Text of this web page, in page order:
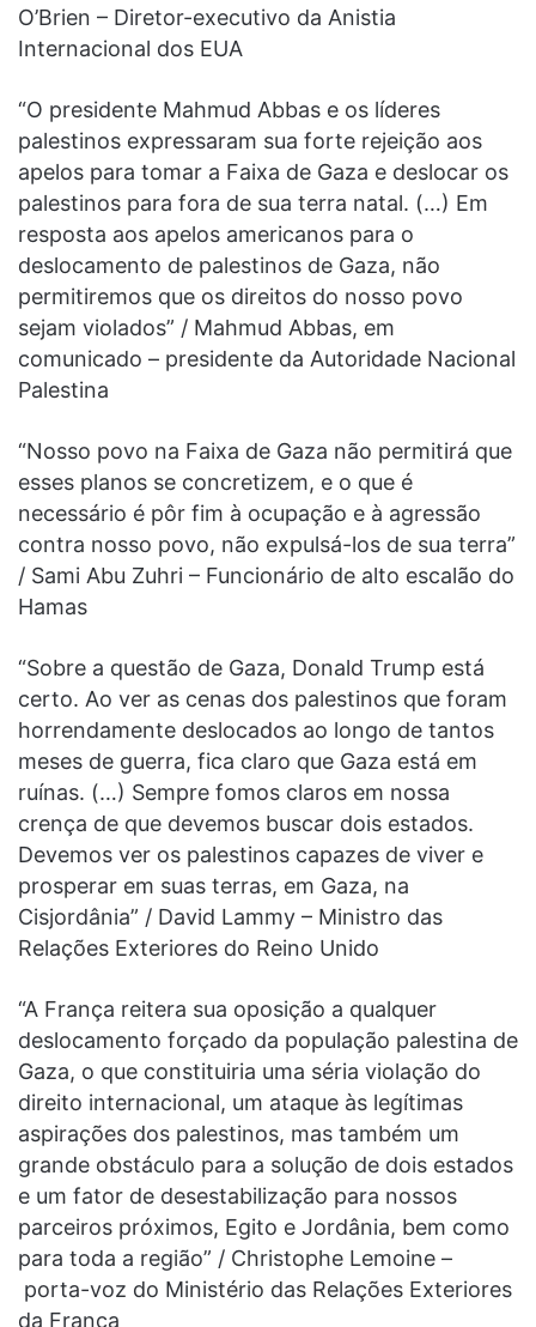
O’Brien – Diretor-executivo da Anistia
Internacional dos EUA
“O presidente Mahmud Abbas e os líderes
palestinos expressaram sua forte rejeição aos
apelos para tomar a Faixa de Gaza e deslocar os
palestinos para fora de sua terra natal. (…) Em
resposta aos apelos americanos para o
deslocamento de palestinos de Gaza, não
permitiremos que os direitos do nosso povo
sejam violados” / Mahmud Abbas, em
comunicado – presidente da Autoridade Nacional
Palestina
“Nosso povo na Faixa de Gaza não permitirá que
esses planos se concretizem, e o que é
necessário é pôr fim à ocupação e à agressão
contra nosso povo, não expulsá-los de sua terra”
/ Sami Abu Zuhri – Funcionário de alto escalão do
Hamas
“Sobre a questão de Gaza, Donald Trump está
certo. Ao ver as cenas dos palestinos que foram
horrendamente deslocados ao longo de tantos
meses de guerra, fica claro que Gaza está em
ruínas. (…) Sempre fomos claros em nossa
crença de que devemos buscar dois estados.
Devemos ver os palestinos capazes de viver e
prosperar em suas terras, em Gaza, na
Cisjordânia” / David Lammy – Ministro das
Relações Exteriores do Reino Unido
“A França reitera sua oposição a qualquer
deslocamento forçado da população palestina de
Gaza, o que constituiria uma séria violação do
direito internacional, um ataque às legítimas
aspirações dos palestinos, mas também um
grande obstáculo para a solução de dois estados
e um fator de desestabilização para nossos
parceiros próximos, Egito e Jordânia, bem como
para toda a região” / Christophe Lemoine –
porta-voz do Ministério das Relações Exteriores
da França